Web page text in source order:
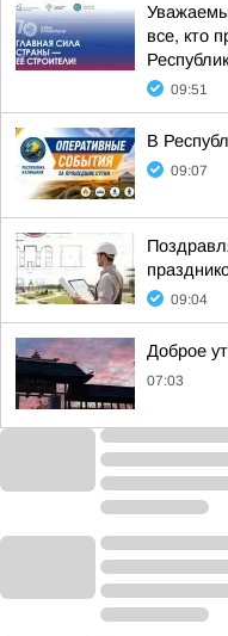
все, кто
09:51
В
09:07
09:04
Доброе
07:03